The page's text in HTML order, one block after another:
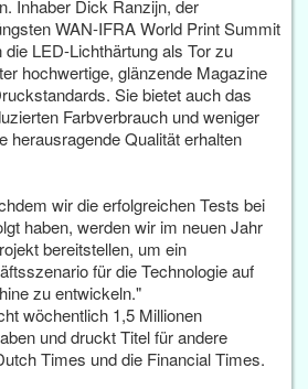
Inhaber Dick Ranzijn, der
WAN-IFRA World Print Summit
LED-Lichthärtung als Tor zu
hochwertige, glänzende Magazine
Sie bietet auch das
Farbverbrauch und weniger
herausragende Qualität erhalten
wir die erfolgreichen Tests bei
haben, werden wir im neuen Jahr
bereitstellen, um ein
für die Technologie auf
zu entwickeln."
wöchentlich 1,5 Millionen
und druckt Titel für andere
Times und die Financial Times.